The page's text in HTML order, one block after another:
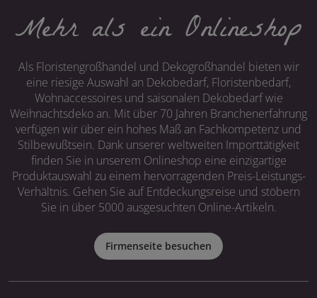
Mehr als ein Onlineshop
Als Floristengroßhandel und Dekogroßhandel bieten wir
eine riesige Auswahl an Dekobedarf, Floristenbedarf,
Wohnaccessoires und saisonalen Dekobedarf wie
Weihnachtsdeko an. Mit über 70 Jahren Branchenerfahrung
verfügen wir über ein hohes Maß an Fachkompetenz und
Stilbewußtsein. Dank unserer weltweiten Importtätigkeit
finden Sie in unserem Onlineshop eine einzigartige
Produktauswahl zu einem hervorragenden Preis-Leistungs-
Verhältnis. Gehen Sie auf Entdeckungsreise und stöbern
Sie in über 5000 ausgesuchten Online-Artikeln.
Firmenseite besuchen